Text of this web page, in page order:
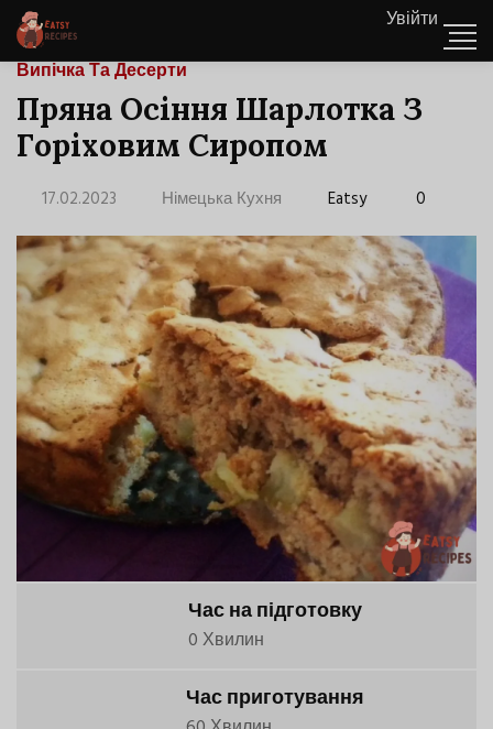
Увійти
Випічка Та Десерти
Пряна Осіння Шарлотка З
Горіховим Сиропом
17.02.2023 Німецька Кухня Eatsy 0
Час на підготовку
0 Хвилин
Час приготування